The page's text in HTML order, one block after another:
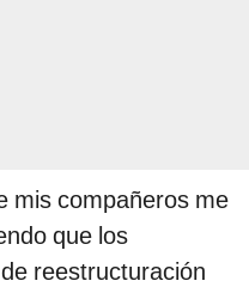
mis compañeros me
que los
reestructuración